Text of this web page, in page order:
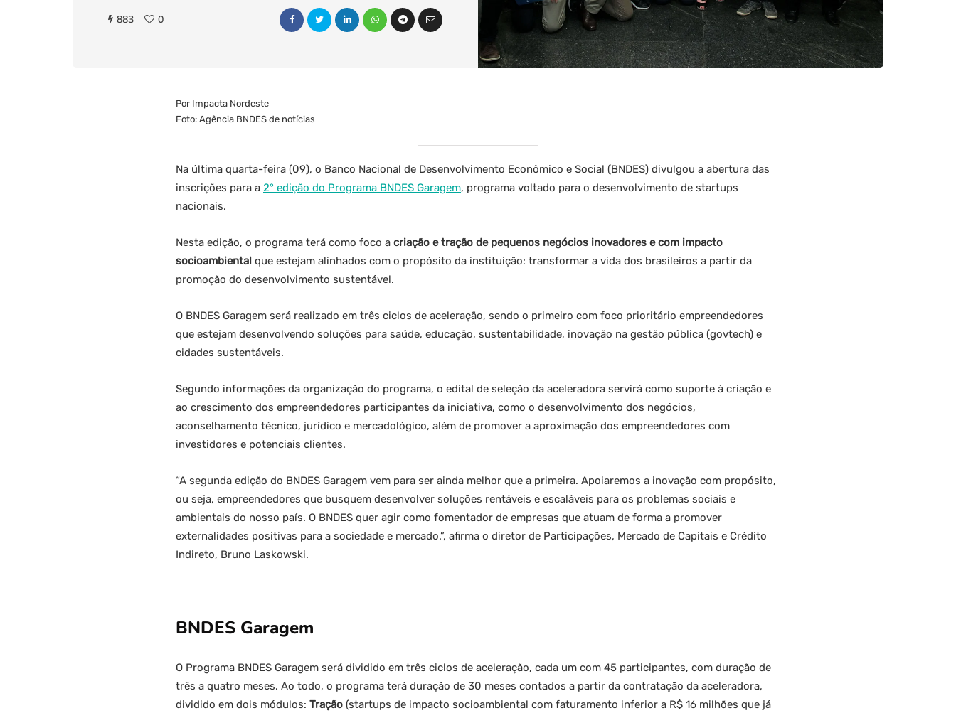
883 0
Por Impacta Nordeste
Foto: Agência BNDES de notícias
Na última quarta-feira (09), o Banco Nacional de Desenvolvimento Econômico e Social (BNDES) divulgou a abertura das
inscrições para a 2° edição do Programa BNDES Garagem, programa voltado para o desenvolvimento de startups
nacionais.
Nesta edição, o programa terá como foco a criação e tração de pequenos negócios inovadores e com impacto
socioambiental que estejam alinhados com o propósito da instituição: transformar a vida dos brasileiros a partir da
promoção do desenvolvimento sustentável.
O BNDES Garagem será realizado em três ciclos de aceleração, sendo o primeiro com foco prioritário empreendedores
que estejam desenvolvendo soluções para saúde, educação, sustentabilidade, inovação na gestão pública (govtech) e
cidades sustentáveis.
Segundo informações da organização do programa, o edital de seleção da aceleradora servirá como suporte à criação e
ao crescimento dos empreendedores participantes da iniciativa, como o desenvolvimento dos negócios,
aconselhamento técnico, jurídico e mercadológico, além de promover a aproximação dos empreendedores com
investidores e potenciais clientes.
“A segunda edição do BNDES Garagem vem para ser ainda melhor que a primeira. Apoiaremos a inovação com propósito,
ou seja, empreendedores que busquem desenvolver soluções rentáveis e escaláveis para os problemas sociais e
ambientais do nosso país. O BNDES quer agir como fomentador de empresas que atuam de forma a promover
externalidades positivas para a sociedade e mercado.”, afirma o diretor de Participações, Mercado de Capitais e Crédito
Indireto, Bruno Laskowski.
BNDES Garagem
O Programa BNDES Garagem será dividido em três ciclos de aceleração, cada um com 45 participantes, com duração de
três a quatro meses. Ao todo, o programa terá duração de 30 meses contados a partir da contratação da aceleradora,
dividido em dois módulos: Tração (startups de impacto socioambiental com faturamento inferior a R$ 16 milhões que já